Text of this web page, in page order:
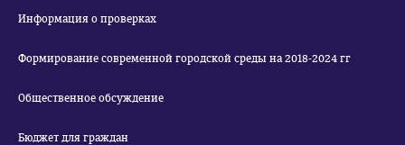
Информация о проверках
Формирование современной городской среды на 2018-2024 гг
Общественное обсуждение
Бюджет для граждан